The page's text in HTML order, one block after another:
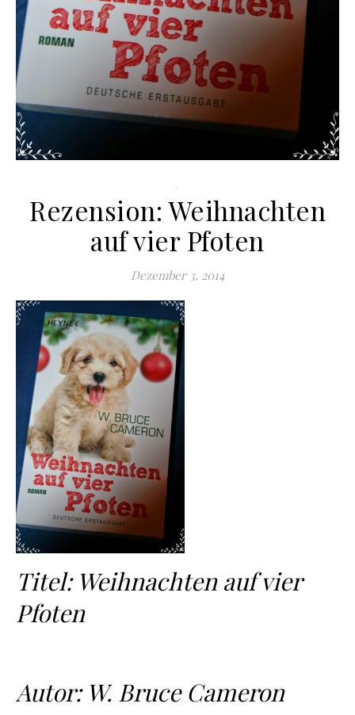
.
Rezension: Weihnachten
auf vier Pfoten
Dezember 3, 2014
Titel: Weihnachten auf vier
Pfoten
Autor: W. Bruce Cameron